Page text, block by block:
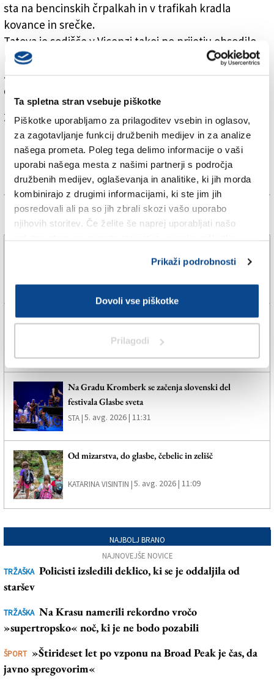
Ta spletna stran vsebuje piškotke
Piškotke uporabljamo za prilagoditev vsebin in oglasov,
za zagotavljanje funkcij družbenih medijev in za analize
našega prometa. Poleg tega delimo informacije o vaši
uporabi našega mesta z našimi partnerji s področja
družbenih medijev, oglaševanja in analitike, ki jih morda
kombinirajo z drugimi informacijami, ki ste jim jih
posredovali ali pa so jih zbrali skozi vašo uporabo
njihovih storitev. Če želite še naprej uporabljati našo
Prikaži podrobnosti
Dovoli vse piškotke
Prilagodi
sta na bencinskih črpalkah in v trafikah kradla
kovance in srečke.
Tatova je sodišče v Vicenzi takoj po prijetju obsodilo
na šestmesečno zaporno kazen, goriški kvestor pa je
zoper njiju odredil petletno prepoved vstopa v
državo.
Za branje in pisanje komentarjevje potrebna prijava
Več novic
Zagorelo grmičevje v bližini avtocestnega nadvoza
SPLETNO UREDNIŠTVO | 5. avg. 2026 | 12:05
Na Gradu Kromberk se začenja slovenski del
festivala Glasbe sveta
STA |5. avg. 2026 | 11:31
Od mizarstva, do glasbe, čebelic in zelišč
KATARINA VISINTIN |5. avg. 2026 | 11:09
NAJBOLJ BRANO
NAJNOVEJŠE NOVICE
TRŽAŠKA Policisti izsledili deklico, ki se je oddaljila od
staršev
TRŽAŠKA Na Krasu namerili rekordno vročo
»supertropsko« noč, ki je ne bodo pozabili
ŠPORT »Štirideset let po vzponu na Broad Peak je čas, da
javno spregovorim«